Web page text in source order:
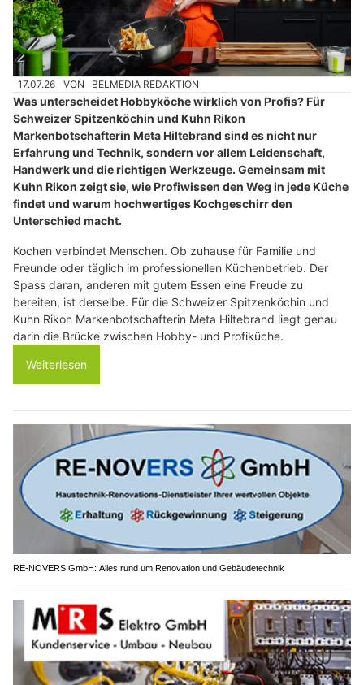
17.07.26 VON BELMEDIA REDAKTION
Was unterscheidet Hobbyköche wirklich von Profis? Für
Schweizer Spitzenköchin und Kuhn Rikon
Markenbotschafterin Meta Hiltebrand sind es nicht nur
Erfahrung und Technik, sondern vor allem Leidenschaft,
Handwerk und die richtigen Werkzeuge. Gemeinsam mit
Kuhn Rikon zeigt sie, wie Profiwissen den Weg in jede Küche
findet und warum hochwertiges Kochgeschirr den
Unterschied macht.
Kochen verbindet Menschen. Ob zuhause für Familie und
Freunde oder täglich im professionellen Küchenbetrieb. Der
Spass daran, anderen mit gutem Essen eine Freude zu
bereiten, ist derselbe. Für die Schweizer Spitzenköchin und
Kuhn Rikon Markenbotschafterin Meta Hiltebrand liegt genau
darin die Brücke zwischen Hobby- und Profiküche.
Weiterlesen
RE-NOVERS GmbH: Alles rund um Renovation und Gebäudetechnik